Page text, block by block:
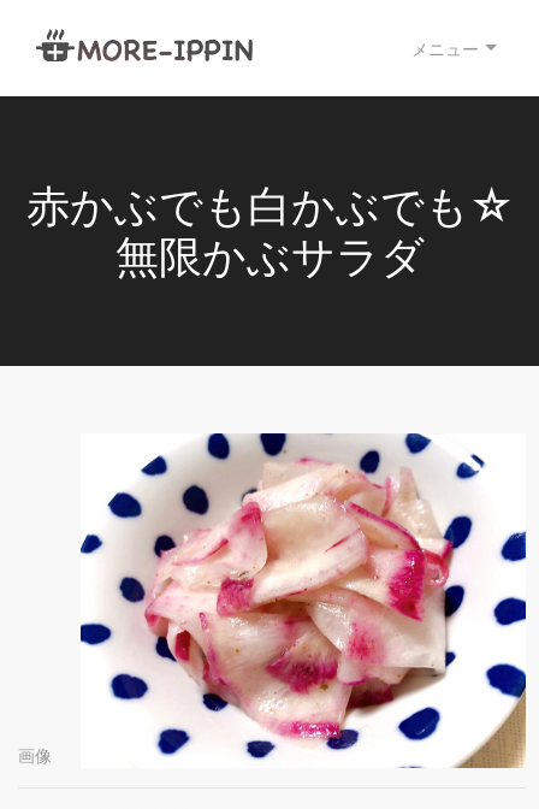
メニュー
赤かぶでも白かぶでも☆
無限かぶサラダ
画像